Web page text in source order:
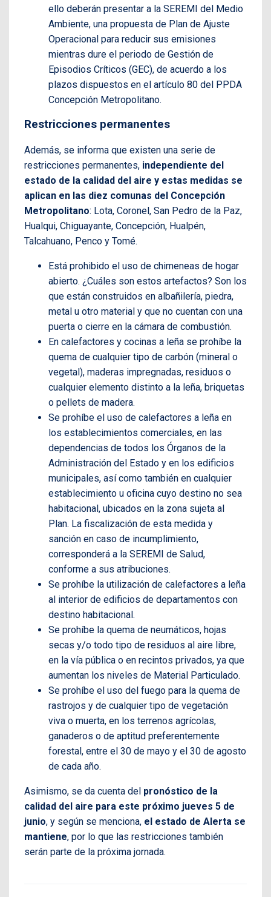
ello deberán presentar a la SEREMI del Medio
Ambiente, una propuesta de Plan de Ajuste
Operacional para reducir sus emisiones
mientras dure el periodo de Gestión de
Episodios Críticos (GEC), de acuerdo a los
plazos dispuestos en el artículo 80 del PPDA
Concepción Metropolitano.
Restricciones permanentes
Además, se informa que existen una serie de
restricciones permanentes, independiente del
estado de la calidad del aire y estas medidas se
aplican en las diez comunas del Concepción
Metropolitano: Lota, Coronel, San Pedro de la Paz,
Hualqui, Chiguayante, Concepción, Hualpén,
Talcahuano, Penco y Tomé.
Está prohibido el uso de chimeneas de hogar
abierto. ¿Cuáles son estos artefactos? Son los
que están construidos en albañilería, piedra,
metal u otro material y que no cuentan con una
puerta o cierre en la cámara de combustión.
En calefactores y cocinas a leña se prohíbe la
quema de cualquier tipo de carbón (mineral o
vegetal), maderas impregnadas, residuos o
cualquier elemento distinto a la leña, briquetas
o pellets de madera.
Se prohíbe el uso de calefactores a leña en
los establecimientos comerciales, en las
dependencias de todos los Órganos de la
Administración del Estado y en los edificios
municipales, así como también en cualquier
establecimiento u oficina cuyo destino no sea
habitacional, ubicados en la zona sujeta al
Plan. La fiscalización de esta medida y
sanción en caso de incumplimiento,
corresponderá a la SEREMI de Salud,
conforme a sus atribuciones.
Se prohíbe la utilización de calefactores a leña
al interior de edificios de departamentos con
destino habitacional.
Se prohíbe la quema de neumáticos, hojas
secas y/o todo tipo de residuos al aire libre,
en la vía pública o en recintos privados, ya que
aumentan los niveles de Material Particulado.
Se prohíbe el uso del fuego para la quema de
rastrojos y de cualquier tipo de vegetación
viva o muerta, en los terrenos agrícolas,
ganaderos o de aptitud preferentemente
forestal, entre el 30 de mayo y el 30 de agosto
de cada año.
Asimismo, se da cuenta del pronóstico de la
calidad del aire para este próximo jueves 5 de
junio, y según se menciona, el estado de Alerta se
mantiene, por lo que las restricciones también
serán parte de la próxima jornada.